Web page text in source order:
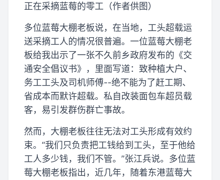
正在采摘蓝莓的零工（作者供图）
多位蓝莓大棚老板说，在当地，工头超载运
送采摘工人的情况很普遍。一位蓝莓大棚老
板给我出示了一张不久前乡政府发布的《交
通安全倡议书》，里面写道：致种植大户、
务工工头及司机师傅--绝不能为了赶工期、
省成本而默许超载。私自改装面包车超员载
客，易引发群伤群亡事故。
然而，大棚老板往往无法对工头形成有效约
束。“我们只负责把工钱给到工头，至于他给
工人多少钱，我们不管。”张江兵说。多位蓝
莓大棚老板指出，近几年，随着东港蓝莓大